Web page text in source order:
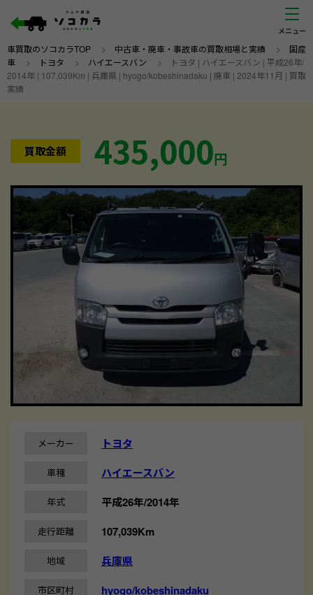
車買取のソコカラTOP > 中古車・廃車・事故車の買取相場と実績 > 国産
車 > トヨタ > ハイエースバン >
トヨタ | ハイエースバン | 平成26年/
2014年 | 107,039Km | 兵庫県 | hyogo/kobeshinadaku | 廃車 | 2024年11月 | 買取
実績
買取金額 435,000円
メーカー トヨタ
車種 ハイエースバン
年式 平成26年/2014年
走行距離 107,039Km
地域 兵庫県
市区町村 hyogo/kobeshinadaku